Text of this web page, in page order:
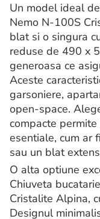
Un model ideal
Nemo N-100S
blat si o singura
reduse de 490 x
generoasa ce
Aceste
garsoniere,
open-space.
compacte
esentiale, cum ar
sau un blat
O alta optiune
Chiuveta
Cristalite Alpina,
Designul